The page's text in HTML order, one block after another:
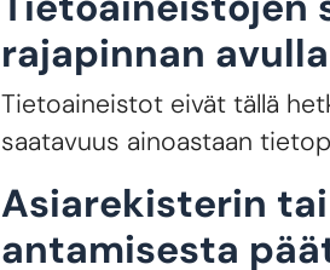
rajapinnan avulla
Tietoaineistot eivät tällä
saatavuus ainoastaan
Asiarekisterin
antamisesta